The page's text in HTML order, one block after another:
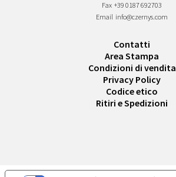
Fax +39 0187 692703
Email info@czernys.com
Contatti
Area Stampa
Condizioni di vendita
Privacy Policy
Codice etico
Ritiri e Spedizioni